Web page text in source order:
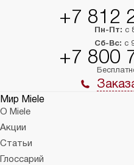
+7 812
Пн-Пт: с
Сб-Вс: с
+7 800
Мир Miele
О Miele
Акции
Статьи
Глоссарий